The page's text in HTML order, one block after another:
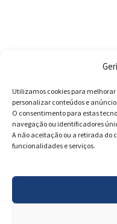
Utilizamos cookies para
personalizar conteúdos e
O consentimento para estas
navegação ou identificadores
A não aceitação ou a retirada
funcionalidades e serviços.